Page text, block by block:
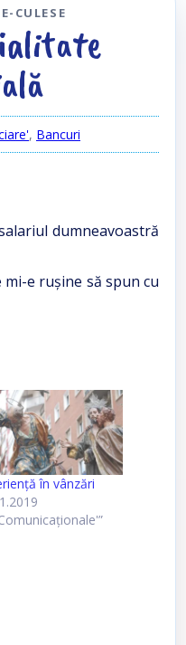
CULESE
, Bancuri
dumneavoastră
e ruşine să spun cu
în vânzări